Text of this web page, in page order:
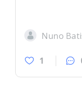
Nuno
1